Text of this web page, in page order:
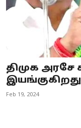
Tamilnadu
Astrology
Spirituality
திமுக
Feb 19, 2024